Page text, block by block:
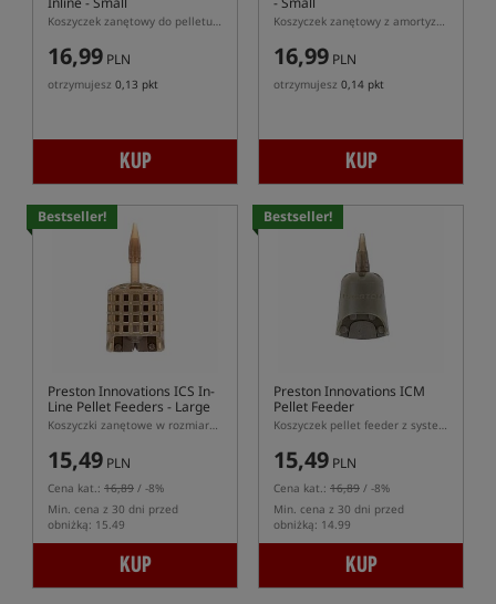
Koszyczek zanętowy do pelletu w rozmiarze S
16,99 PLN
otrzymujesz 0,13 pkt
KUP
Koszyczek zanętowy z amortyzatorem do pelletu w rozmiarze S
16,99 PLN
otrzymujesz 0,14 pkt
KUP
Bestseller!
Preston Innovations ICS In-
Line Pellet Feeders - Large
Koszyczki zanętowe w rozmiarze L z systemem szybkiej wymiany ICS
15,49 PLN
Cena kat.: 16,89 / -8%
Min. cena z 30 dni przed
obniżką: 15.49
KUP
Bestseller!
Preston Innovations ICM
Pellet Feeder
Koszyczek pellet feeder z systemem ICM
15,49 PLN
Cena kat.: 16,89 / -8%
Min. cena z 30 dni przed
obniżką: 14.99
KUP